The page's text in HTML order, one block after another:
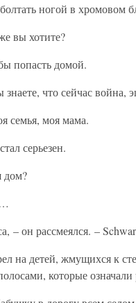
ногой в хромовом
вы хотите?
попасть домой.
знаете, что сейчас
семья, моя мама.
серьезен.
дом?
– он рассмеялся. –
на детей, жмущихся к
которые означали